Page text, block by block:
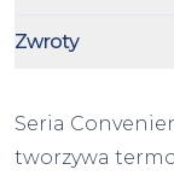
Zwroty
Seria
tworzywa